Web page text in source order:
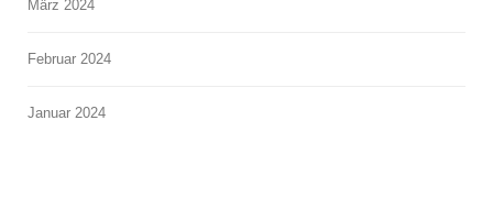
März 2024
Februar 2024
Januar 2024